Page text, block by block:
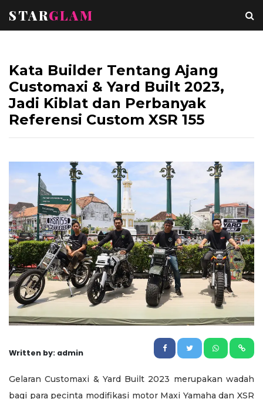
STARGLAM
Kata Builder Tentang Ajang
Customaxi & Yard Built 2023,
Jadi Kiblat dan Perbanyak
Referensi Custom XSR 155
Written by: admin
Gelaran Customaxi & Yard Built 2023 merupakan wadah
bagi para pecinta modifikasi motor Maxi Yamaha dan XSR